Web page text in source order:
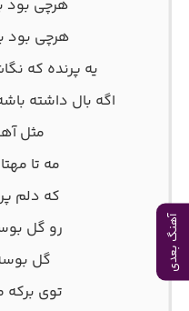
آهنگ بعدی
هرچی بود
هرچی بود
یه پرنده که
اگه بال داشته
مثل
مه تا
که دلم
رو گل
گل
توی برکه